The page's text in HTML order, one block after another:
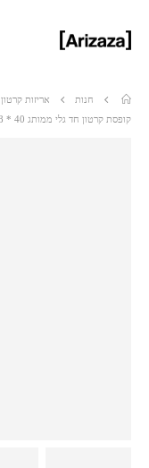
חנות
אריזות קרטון
קופסת קרטון חד גלי ממותג 40 * 38 * 50 ס"מ – קרטון RSC – זמין במלאי